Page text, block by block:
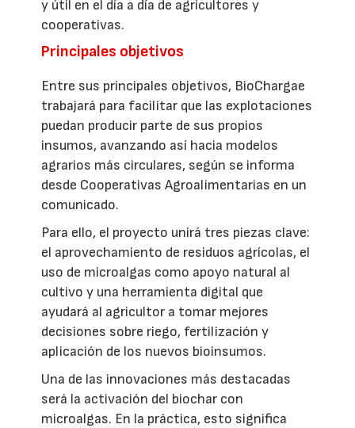
y útil en el día a día de agricultores y
cooperativas.
Principales objetivos
Entre sus principales objetivos, BioChargae
trabajará para facilitar que las explotaciones
puedan producir parte de sus propios
insumos, avanzando así hacia modelos
agrarios más circulares, según se informa
desde Cooperativas Agroalimentarias en un
comunicado.
Para ello, el proyecto unirá tres piezas clave:
el aprovechamiento de residuos agrícolas, el
uso de microalgas como apoyo natural al
cultivo y una herramienta digital que
ayudará al agricultor a tomar mejores
decisiones sobre riego, fertilización y
aplicación de los nuevos bioinsumos.
Una de las innovaciones más destacadas
será la activación del biochar con
microalgas. En la práctica, esto significa